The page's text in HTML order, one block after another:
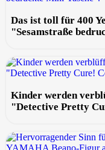
Das ist toll für 400
"Sesamstraße
Kinder werden
"Detective Pretty